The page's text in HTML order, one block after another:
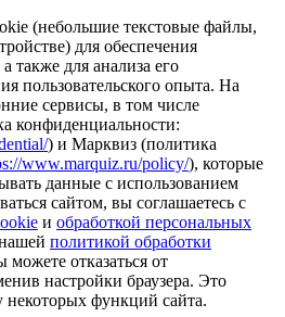
(небольшие текстовые файлы,
для обеспечения
также для анализа его
пользовательского опыта. На
сервисы, в том числе
конфиденциальности:
) и Марквиз (политика
www.marquiz.ru/policy/), которые
данные с использованием
сайтом, вы соглашаетесь с
и обработкой персональных
политикой обработки
можете отказаться от
настройки браузера. Это
некоторых функций сайта.